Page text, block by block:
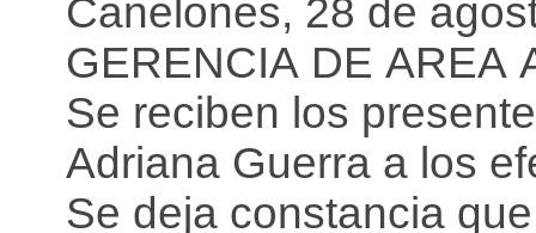
Canelones, 28 de
GERENCIA DE AREA
Se reciben los
Adriana Guerra a los
Se deja constancia